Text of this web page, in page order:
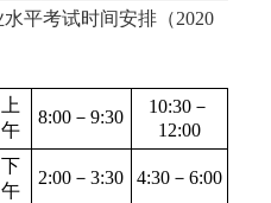
平考试时间安排（2020
上
午
8:00－9:30
10:30－
12:00
下
午
2:00－3:30 4:30－6:00